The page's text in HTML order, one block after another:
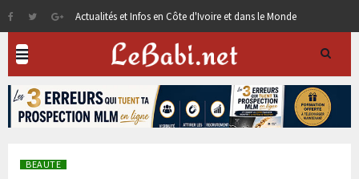
Actualités et Infos en Côte d'Ivoire et dans le Monde
BEAUTE